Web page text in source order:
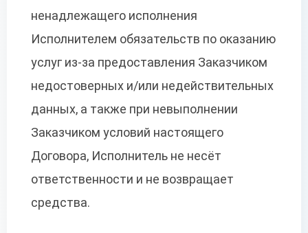
ненадлежащего исполнения
Исполнителем обязательств по оказанию
услуг из-за предоставления Заказчиком
недостоверных и/или недействительных
данных, а также при невыполнении
Заказчиком условий настоящего
Договора, Исполнитель не несёт
ответственности и не возвращает
средства.